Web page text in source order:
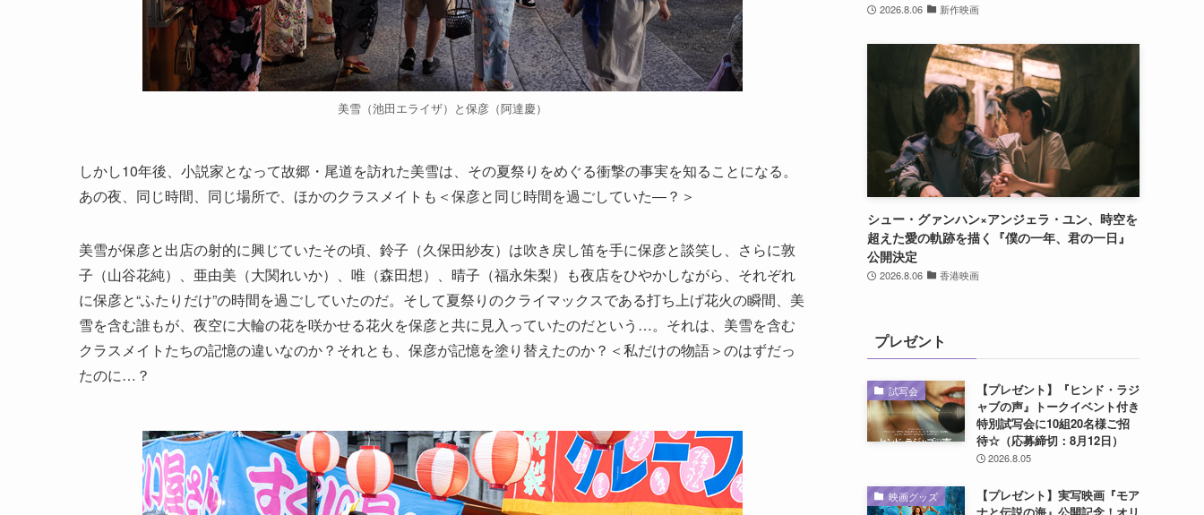
美雪（池田エライザ）と保彦（阿達慶）
しかし10年後、小説家となって故郷・尾道を訪れた美雪は、その夏祭りをめぐる衝撃の事実を知ることになる。
あの夜、同じ時間、同じ場所で、ほかのクラスメイトも＜保彦と同じ時間を過ごしていた―？＞
美雪が保彦と出店の射的に興じていたその頃、鈴子（久保田紗友）は吹き戻し笛を手に保彦と談笑し、さらに敦
子（山谷花純）、亜由美（大関れいか）、唯（森田想）、晴子（福永朱梨）も夜店をひやかしながら、それぞれ
に保彦と“ふたりだけ”の時間を過ごしていたのだ。そして夏祭りのクライマックスである打ち上げ花火の瞬間、美
雪を含む誰もが、夜空に大輪の花を咲かせる花火を保彦と共に見入っていたのだという…。それは、美雪を含む
クラスメイトたちの記憶の違いなのか？それとも、保彦が記憶を塗り替えたのか？＜私だけの物語＞のはずだっ
たのに…？
2026.8.06 新作映画
シュー・グァンハン×アンジェラ・ユン、時空を
超えた愛の軌跡を描く『僕の一年、君の一日』
公開決定
2026.8.06 香港映画
プレゼント
試写会
【プレゼント】『ヒンド・ラジ
ャブの声』トークイベント付き
特別試写会に10組20名様ご招
待☆（応募締切：8月12日）
2026.8.05
映画グッズ
【プレゼント】実写映画『モア